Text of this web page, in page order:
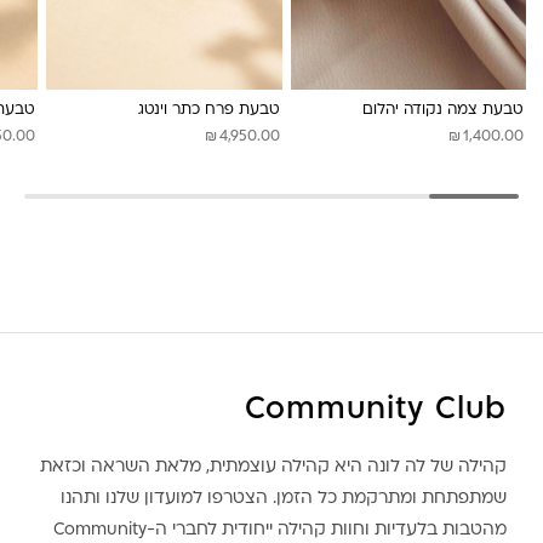
טבעת צמה נקודה יהלום
₪ 1,400.00
טבעת פרח כתר וינטג
₪ 4,950.00
טבעת
Community Club
קהילה של לה לונה היא קהילה עוצמתית, מלאת השראה וכזאת
שמתפתחת ומתרקמת כל הזמן. הצטרפו למועדון שלנו ותהנו
מהטבות בלעדיות וחוות קהילה ייחודית לחברי ה-Community